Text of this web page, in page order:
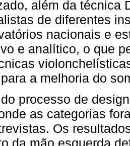
além da técnica
de diferentes
nacionais e
e analítico, o que
a melhoria do
processo de
as categorias
Os